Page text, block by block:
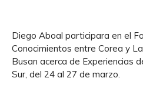
Diego Aboal participara en el
Conocimientos entre Corea y
Busan acerca de Experiencias
Sur, del 24 al 27 de marzo.